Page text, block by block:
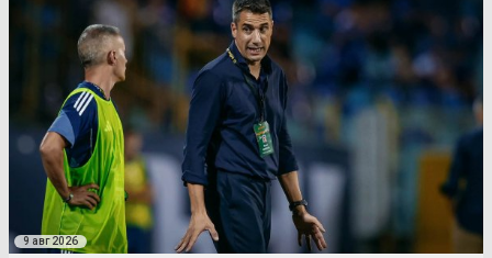
9 авг 2026